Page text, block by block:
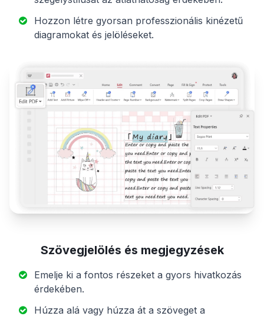
Hozzon létre gyorsan professzionális kinézetű
diagramokat és jelöléseket.
Szövegjelölés és megjegyzések
Emelje ki a fontos részeket a gyors hivatkozás
érdekében.
Húzza alá vagy húzza át a szöveget a